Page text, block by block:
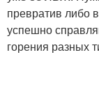
превратив либо
успешно
горения разных